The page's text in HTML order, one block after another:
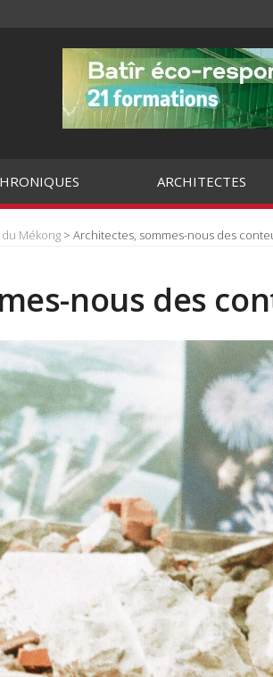
ARCHITECTES
Mékong > Architectes, sommes-nous des
nous des